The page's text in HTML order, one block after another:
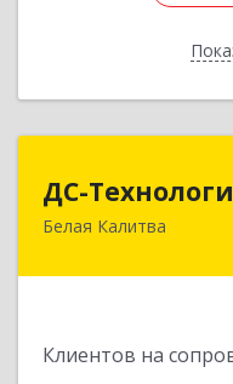
ДС-
Белая Калитва
Клиентов на
347045,